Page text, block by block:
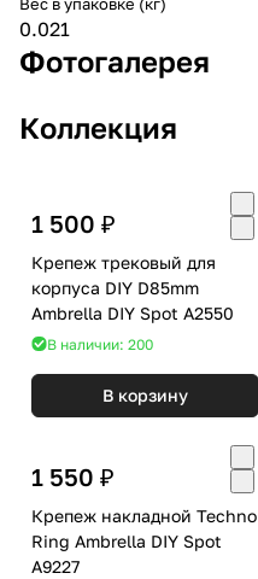
0.021
Фотогалерея
Коллекция
1 500 ₽
Крепеж трековый для
корпуса DIY D85mm
Ambrella DIY Spot A2550
В наличии: 200
В корзину
1 550 ₽
Крепеж накладной Techno
Ring Ambrella DIY Spot
A9227